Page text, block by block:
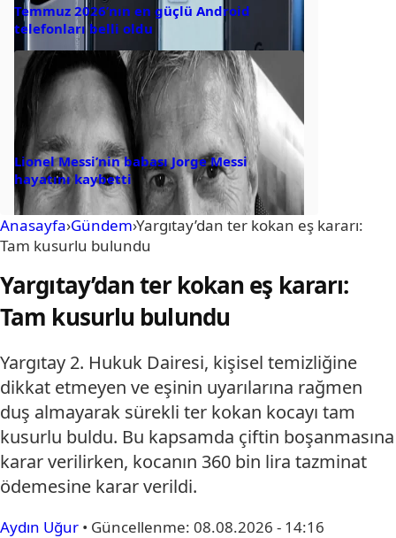
Temmuz 2026’nın en güçlü Android
telefonları belli oldu
Lionel Messi’nin babası Jorge Messi
hayatını kaybetti
Anasayfa›Gündem›Yargıtay’dan ter kokan eş kararı:
Tam kusurlu bulundu
Yargıtay’dan ter kokan eş kararı:
Tam kusurlu bulundu
Yargıtay 2. Hukuk Dairesi, kişisel temizliğine
dikkat etmeyen ve eşinin uyarılarına rağmen
duş almayarak sürekli ter kokan kocayı tam
kusurlu buldu. Bu kapsamda çiftin boşanmasına
karar verilirken, kocanın 360 bin lira tazminat
ödemesine karar verildi.
Aydın Uğur • Güncellenme: 08.08.2026 - 14:16